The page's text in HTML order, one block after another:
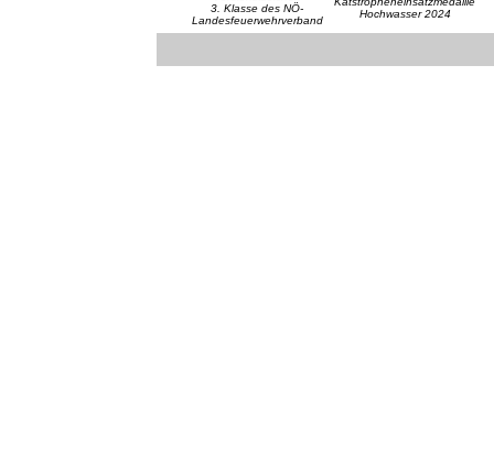
3. Klasse des NÖ-
Landesfeuerwehrverband
Hochwasser 2024